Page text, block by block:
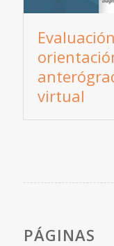
virtual
PÁGINAS